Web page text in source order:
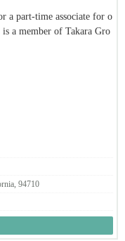
にしたい！ダシの文化
石や純和食などではな
年の海外進出計画を立
ラーメンは差別化さ
メン」としての新ジャ
つある激戦区CAベイエ
ランキングに座して
a part-time associate for o
a member of Takara Gro
physical stamin
interest in or knowledge
94710